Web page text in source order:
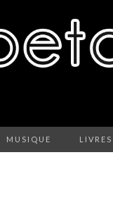
MUSIQUE LIVRES